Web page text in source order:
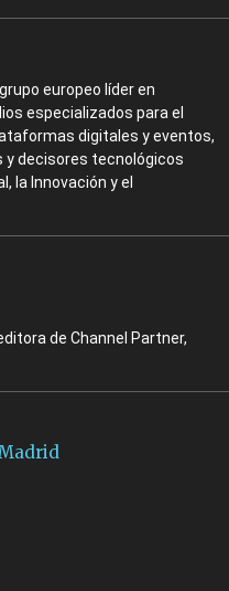
europeo líder en
especializados para el
digitales y eventos,
decisores tecnológicos
la Innovación y el
de Channel Partner,
Madrid